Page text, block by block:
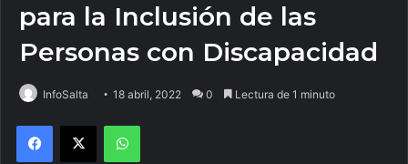
para la Inclusión de las
Personas con Discapacidad
InfoSalta 18 abril, 2022 0 Lectura de 1 minuto
Facebook
X WhatsApp